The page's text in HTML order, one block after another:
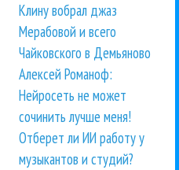
Клину вобрал джаз
Мерабовой и всего
Чайковского в Демьяново
Алексей Романоф:
Нейросеть не может
сочинить лучше меня!
Отберет ли ИИ работу у
музыкантов и студий?